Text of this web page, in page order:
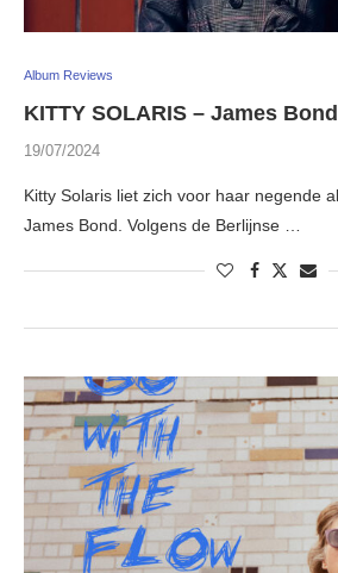
Album Reviews
KITTY SOLARIS – James
19/07/2024
Kitty Solaris liet zich voor haar negende
James Bond. Volgens de Berlijnse …